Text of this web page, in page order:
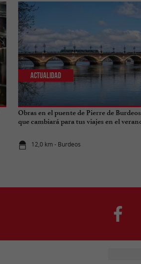
Obras en el puente de Pierre de
que cambiará para tus viajes en el
12,0 km - Burdeos
Actualidad